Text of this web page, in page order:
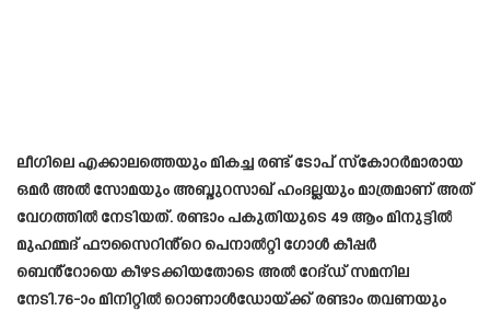
ലീഗിലെ എക്കാലത്തെയും മികച്ച രണ്ട് ടോപ് സ്‌കോറർമാരായ
ഒമർ അൽ സോമയും അബ്ദുറസാഖ് ഹംദല്ലയും മാത്രമാണ് അത്
വേഗത്തിൽ നേടിയത്. രണ്ടാം പകുതിയുടെ 49 ആം മിനുട്ടിൽ
മുഹമ്മദ് ഫൗസൈറിൻ്റെ പെനാൽറ്റി ഗോൾ കീപ്പർ
ബെൻ്റോയെ കീഴടക്കിയതോടെ അൽ റേദ്ഡ് സമനില
നേടി.76-ാം മിനിറ്റിൽ റൊണാൾഡോയ്ക്ക് രണ്ടാം തവണയും